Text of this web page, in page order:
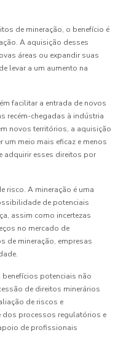
de mineração, o benefício é
A aquisição desses
áreas ou expandir suas
levar a um aumento na
facilitar a entrada de novos
recém-chegadas à indústria
novos territórios, a aquisição
um meio mais eficaz e menos
adquirir esses direitos por
risco. A mineração é uma
de potenciais
assim como incertezas
no mercado de
de mineração, empresas
potenciais não
de direitos minerários
de riscos e
dos processos regulatórios e
de profissionais